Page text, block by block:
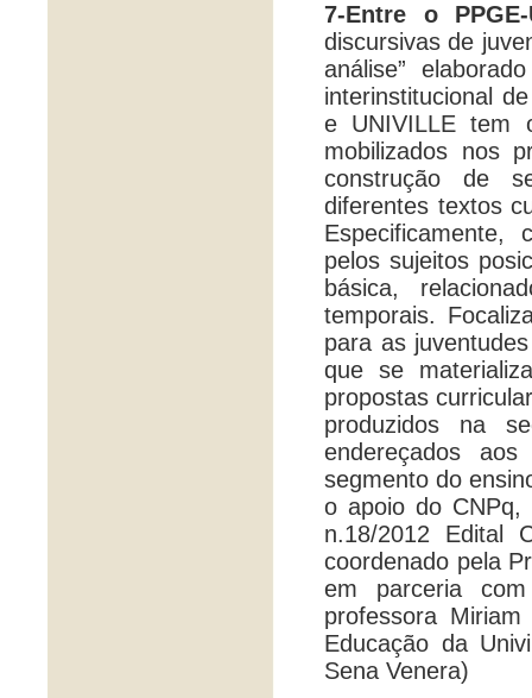
7-Entre o
discursivas de
análise”
interinstitucional
e UNIVILLE tem
mobilizados nos
construção de
diferentes textos
Especificamente,
pelos sujeitos
básica,
temporais.
para as
que se
propostas
produzidos na
endereçados
segmento do
o apoio do CNPq,
n.18/2012 Edital
coordenado pela
em parceria
professora
Educação da
Sena Venera)